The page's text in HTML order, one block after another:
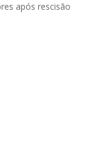
após rescisão